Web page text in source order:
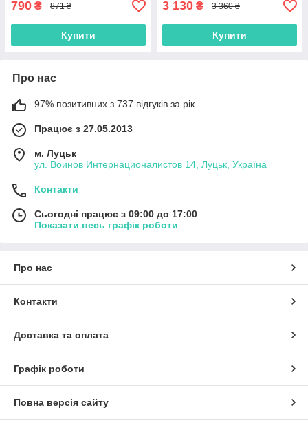
790 ₴ 871 ₴
Купити
3 130 ₴ 3 360 ₴
Купити
Про нас
97% позитивних з 737 відгуків за рік
Працює з 27.05.2013
м. Луцьк
ул. Воинов Интернационалистов 14, Луцьк, Україна
Контакти
Сьогодні працює з 09:00 до 17:00
Показати весь графік роботи
Про нас
Контакти
Доставка та оплата
Графік роботи
Повна версія сайту